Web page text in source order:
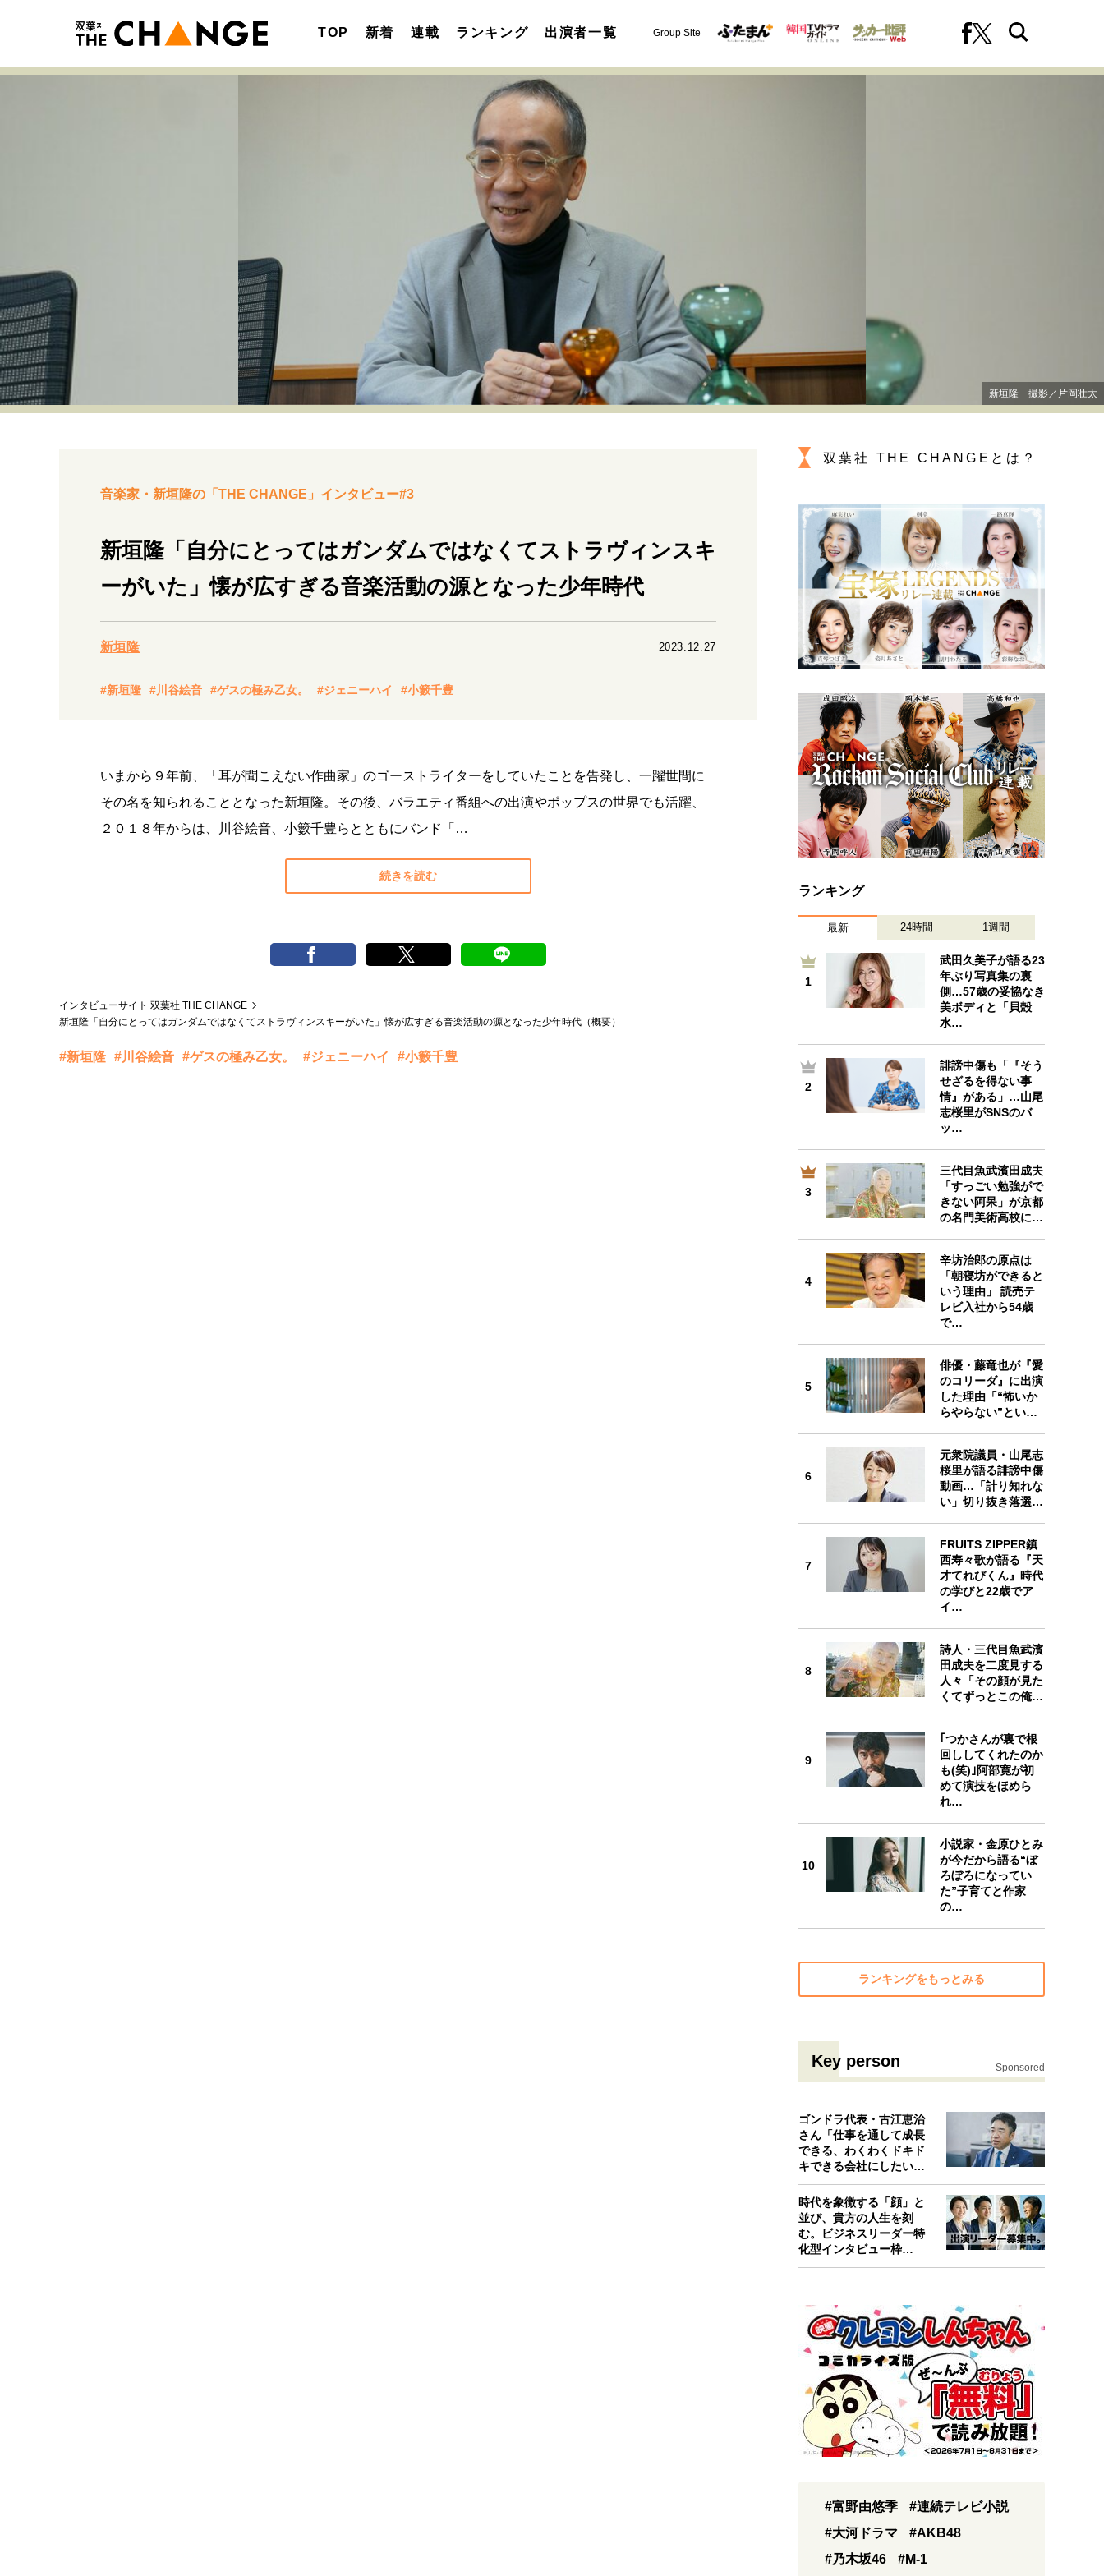
TOP 新着 連載 ランキング 出演者一覧 Group Site
決断の裏側
人生が動いた日 10代の挫折と原点
セカンドキャリアの描き方 独立という決断 大人の学び直し
ファーストキャリアを拓く
夢を掴む選択
リーダーの流儀 変革の原動力 次世代へのバトン トップが描く未来
40代からの景色
一生モノの愛用品
社会・カルチャー・マネー 地域とつながる/お金との付き合い方
新垣隆 撮影／片岡壮太
音楽家・新垣隆の「THE CHANGE」インタビュー#3
新垣隆「自分にとってはガンダムではなくてストラヴィンスキ
ーがいた」懐が広すぎる音楽活動の源となった少年時代
新垣隆 2023.12.27
#新垣隆 #川谷絵音 #ゲスの極み乙女。 #ジェニーハイ #小籔千豊
いまから９年前、「耳が聞こえない作曲家」のゴーストライターをしていたことを告発し、一躍世間に
その名を知られることとなった新垣隆。その後、バラエティ番組への出演やポップスの世界でも活躍、
２０１８年からは、川谷絵音、小籔千豊らとともにバンド「…
続きを読む
インタビューサイト 双葉社 THE CHANGE
新垣隆「自分にとってはガンダムではなくてストラヴィンスキーがいた」懐が広すぎる音楽活動の源となった少年時代（概要）
#新垣隆 #川谷絵音 #ゲスの極み乙女。 #ジェニーハイ #小籔千豊
双葉社 THE CHANGEとは？
ランキング
最新 24時間 1週間
1
武田久美子が語る23
年ぶり写真集の裏
側…57歳の妥協なき
美ボディと「貝殻
水…
2
誹謗中傷も「『そう
せざるを得ない事
情』がある」…山尾
志桜里がSNSのバ
ッ…
3
三代目魚武濱田成夫
「すっごい勉強がで
きない阿呆」が京都
の名門美術高校に…
4
辛坊治郎の原点は
「朝寝坊ができると
いう理由」 読売テ
レビ入社から54歳
で…
5
俳優・藤竜也が『愛
のコリーダ』に出演
した理由「“怖いか
らやらない”とい…
6
元衆院議員・山尾志
桜里が語る誹謗中傷
動画…「計り知れな
い」切り抜き落選…
7
FRUITS ZIPPER鎮
西寿々歌が語る『天
才てれびくん』時代
の学びと22歳でア
イ…
8
詩人・三代目魚武濱
田成夫を二度見する
人々「その顔が見た
くてずっとこの俺…
9
｢つかさんが裏で根
回ししてくれたのか
も(笑)｣阿部寛が初
めて演技をほめら
れ…
10
小説家・金原ひとみ
が今だから語る“ぼ
ろぼろになってい
た”子育てと作家
の…
ランキングをもっとみる
Key person Sponsored
ゴンドラ代表・古江恵治
さん「仕事を通して成長
できる、わくわくドキド
キできる会社にしたいと
考えたんで…
時代を象徴する「顔」と
並び、貴方の人生を刻
む。ビジネスリーダー特
化型インタビュー枠
『Key person』始…
#富野由悠季
#連続テレビ小説
#大河ドラマ
#AKB48
#乃木坂46
#M-1